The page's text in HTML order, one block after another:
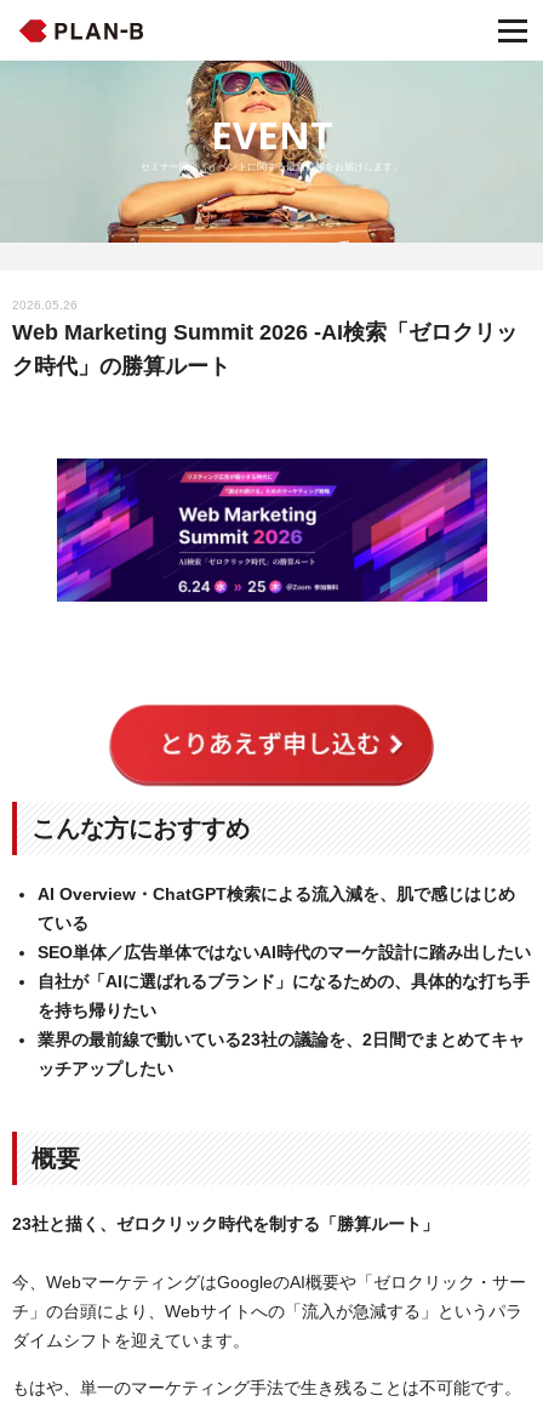
EVENT
セミナー開催・イベントに関する最新情報をお届けします。
2026.05.26
Web Marketing Summit 2026 -AI検索「ゼロクリッ
ク時代」の勝算ルート
こんな方におすすめ
AI Overview・ChatGPT検索による流入減を、肌で感じはじめ
ている
SEO単体／広告単体ではないAI時代のマーケ設計に踏み出したい
自社が「AIに選ばれるブランド」になるための、具体的な打ち手
を持ち帰りたい
業界の最前線で動いている23社の議論を、2日間でまとめてキャ
ッチアップしたい
概要
23社と描く、ゼロクリック時代を制する「勝算ルート」
今、WebマーケティングはGoogleのAI概要や「ゼロクリック・サー
チ」の台頭により、Webサイトへの「流入が急減する」というパラ
ダイムシフトを迎えています。
もはや、単一のマーケティング手法で生き残ることは不可能です。